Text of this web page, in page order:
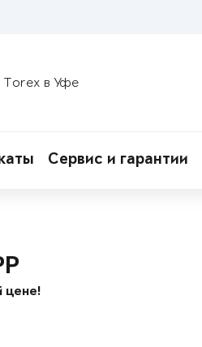
Torex в Уфе
Сервис и гарантии
цене!